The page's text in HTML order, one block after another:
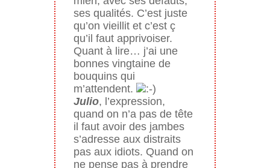
ses qualités. C’est juste
qu’on vieillit et c’est ç
qu’il faut apprivoiser.
Quant à lire… j’ai une
bonnes vingtaine de
bouquins qui
m’attendent.
Julio, l’expression,
quand on n’a pas de tête
il faut avoir des jambes
s’adresse aux distraits
pas aux idiots. Quand on
ne pense pas à prendre